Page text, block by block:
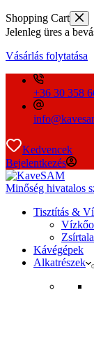
Shopping Cart
Jelenleg üres a
Vásárlás folytatása
+36 30 358
Kedvencek
Bejelentkezés
Minőség hivatalos
Tisztítás &
Kávégépek
Alkatrészek